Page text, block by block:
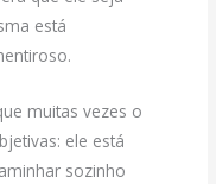
está
muitas vezes o
ele está
sozinho